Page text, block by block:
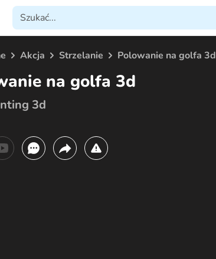
Akcja Strzelanie Polowanie na golfa 3d
na golfa 3d
3d